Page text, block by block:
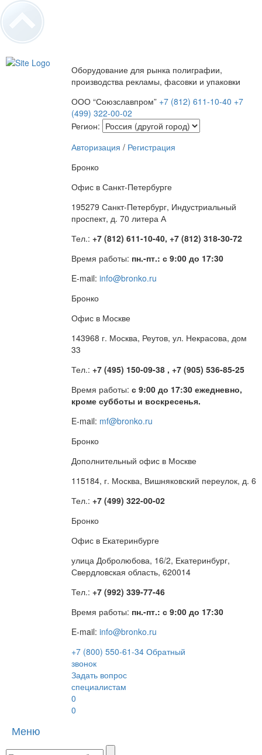
Оборудование для рынка полиграфии,
производства рекламы, фасовки и упаковки
ООО “Союзславпром” +7 (812) 611-10-40 +7
(499) 322-00-02
Регион:
Авторизация / Регистрация
Бронко
Офис в Санкт-Петербурге
195279 Санкт-Петербург, Индустриальный
проспект, д. 70 литера А
Тел.: +7 (812) 611-10-40, +7 (812) 318-30-72
Время работы: пн.-пт.: с 9:00 до 17:30
E-mail: info@bronko.ru
Бронко
Офис в Москве
143968 г. Москва, Реутов, ул. Некрасова, дом
33
Тел.: +7 (495) 150-09-38 , +7 (905) 536-85-25
Время работы: с 9:00 до 17:30 ежедневно,
кроме субботы и воскресенья.
E-mail: mf@bronko.ru
Бронко
Дополнительный офис в Москве
115184, г. Москва, Вишняковский переулок, д. 6
Тел.: +7 (499) 322-00-02
Бронко
Офис в Екатеринбурге
улица Добролюбова, 16/2, Екатеринбург,
Свердловская область, 620014
Тел.: +7 (992) 339-77-46
Время работы: пн.-пт.: с 9:00 до 17:30
E-mail: info@bronko.ru
+7 (800) 550-61-34 Обратный
звонок
Задать вопрос
специалистам
0
0
Меню